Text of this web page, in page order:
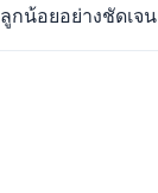
กน้อยอย่างชัดเจน